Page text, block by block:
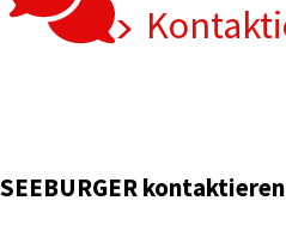
SEEBURGER kontaktieren